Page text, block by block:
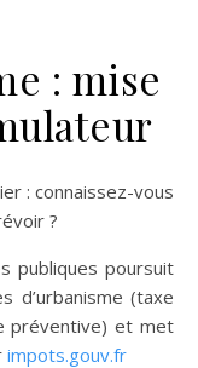
: mise
?
publiques poursuit
d’urbanisme (taxe
préventive) et met
impots.gouv.fr